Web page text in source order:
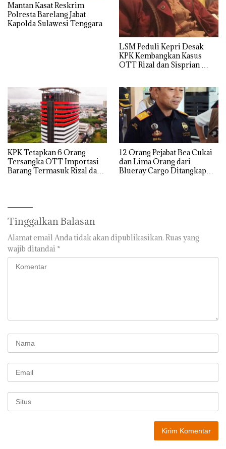
Mantan Kasat Reskrim
Polresta Barelang Jabat
Kapolda Sulawesi Tenggara
LSM Peduli Kepri Desak
KPK Kembangkan Kasus
OTT Rizal dan Sisprian
KPK Tetapkan 6 Orang
Tersangka OTT Importasi
Barang Termasuk Rizal dan
12 Orang Pejabat Bea Cukai
dan Lima Orang dari
Blueray Cargo Ditangkap
Tinggalkan Balasan
Alamat email Anda tidak akan dipublikasikan. Ruas yang
wajib ditandai *